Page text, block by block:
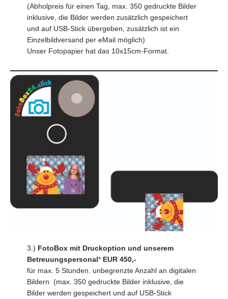
(Abholpreis für einen Tag, max. 350 gedruckte Bilder
inklusive, die Bilder werden zusätzlich gespeichert
und auf USB-Stick übergeben, zusätzlich ist ein
Einzelbildversand per eMail möglich)
Unser Fotopapier hat das 10x15cm-Format.
3.) FotoBox mit Druckoption und unserem
Betreuungspersonal* EUR 450,-
für max. 5 Stunden. unbegrenzte Anzahl an digitalen
Bildern. (max. 350 gedruckte Bilder inklusive, die
Bilder werden gespeichert und auf USB-Stick